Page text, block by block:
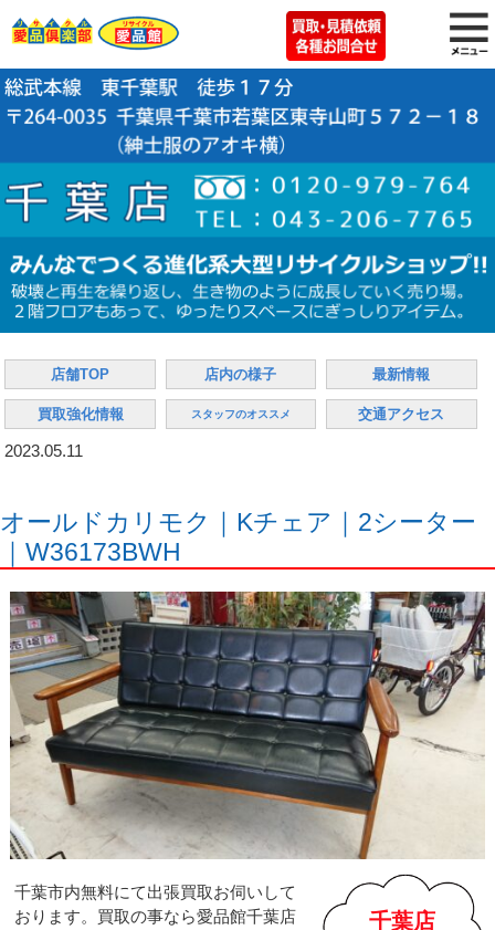
店舗TOP 店内の様子 最新情報
買取強化情報 スタッフのオススメ 交通アクセス
2023.05.11
オールドカリモク｜Kチェア｜2シーター
｜W36173BWH
千葉店
千葉市内無料にて出張買取お伺いして
おります。買取の事なら愛品館千葉店